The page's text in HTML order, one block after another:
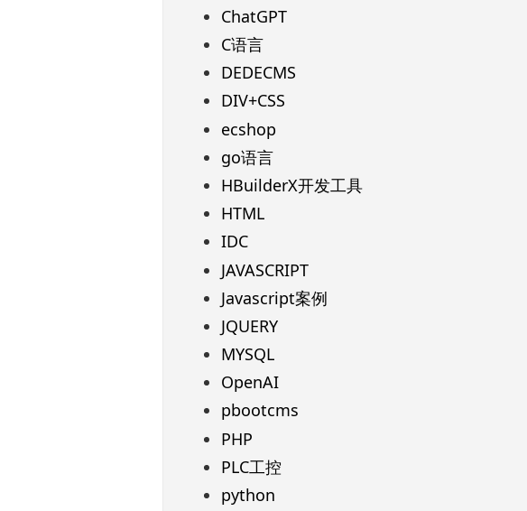
ChatGPT
C语言
DEDECMS
DIV+CSS
ecshop
go语言
HBuilderX开发工具
HTML
IDC
JAVASCRIPT
Javascript案例
JQUERY
MYSQL
OpenAI
pbootcms
PHP
PLC工控
python